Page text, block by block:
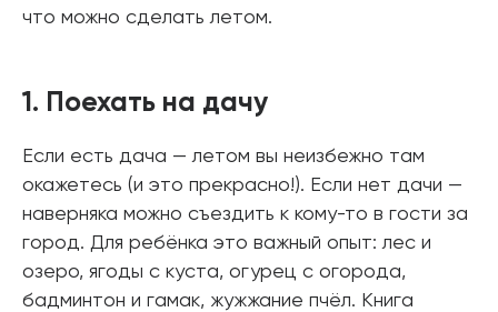
что можно сделать летом.
1. Поехать на дачу
Если есть дача — летом вы неизбежно там
окажетесь (и это прекрасно!). Если нет дачи —
наверняка можно съездить к кому-то в гости за
город. Для ребёнка это важный опыт: лес и
озеро, ягоды с куста, огурец с огорода,
бадминтон и гамак, жужжание пчёл. Книга